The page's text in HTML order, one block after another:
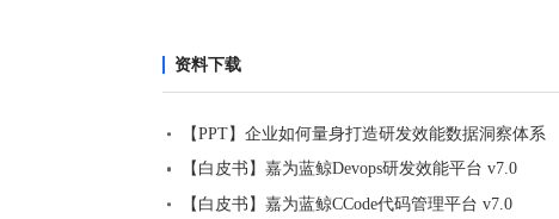
资料下载
【PPT】企业如何量身打造研发效能数据洞察体系
【白皮书】嘉为蓝鲸Devops研发效能平台 v7.0
【白皮书】嘉为蓝鲸CCode代码管理平台 v7.0